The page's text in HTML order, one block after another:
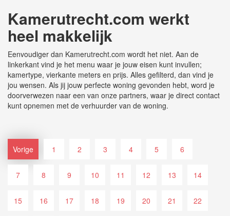
Kamerutrecht.com werkt
heel makkelijk
Eenvoudiger dan Kamerutrecht.com wordt het niet. Aan de
linkerkant vind je het menu waar je jouw eisen kunt invullen;
kamertype, vierkante meters en prijs. Alles gefilterd, dan vind je
jou wensen. Als jij jouw perfecte woning gevonden hebt, word je
doorverwezen naar een van onze partners, waar je direct contact
kunt opnemen met de verhuurder van de woning.
Vorige 1 2 3 4 5 6
7 8 9 10 11 12 13 14
15 16 17 18 19 20 21 22